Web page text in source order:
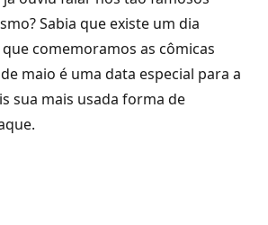
Sabia que existe um dia
comemoramos as cômicas
maio é uma data especial para a
sua mais usada forma de